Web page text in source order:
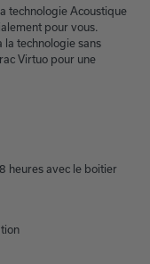
technologie Acoustique
pour vous.
la technologie sans
Virtuo pour une
heures avec le boitier